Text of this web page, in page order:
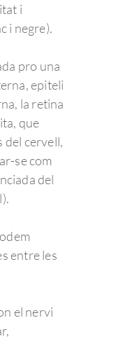
i
i negre).
pro una
epiteli
la retina
que
del cervell,
se com
del
entre les
el nervi